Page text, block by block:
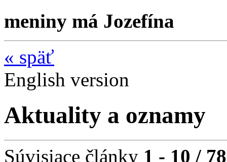
meniny má Jozefína
« späť
English version
Aktuality a oznamy
Súvisiace články 1 - 10 / 78